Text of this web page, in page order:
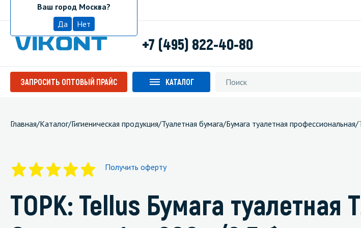
МоскваВаш город Москва?
Да
Нет
+7 (495) 822-40-80
ЗАПРОСИТЬ ОПТОВЫЙ ПРАЙС КАТАЛОГ
Главная/Каталог/Гигиеническая продукция/Туалетная бумага/Бумага туалетная профессиональная/
Получить оферту
ТОРК: Tellus Бумага туалетная